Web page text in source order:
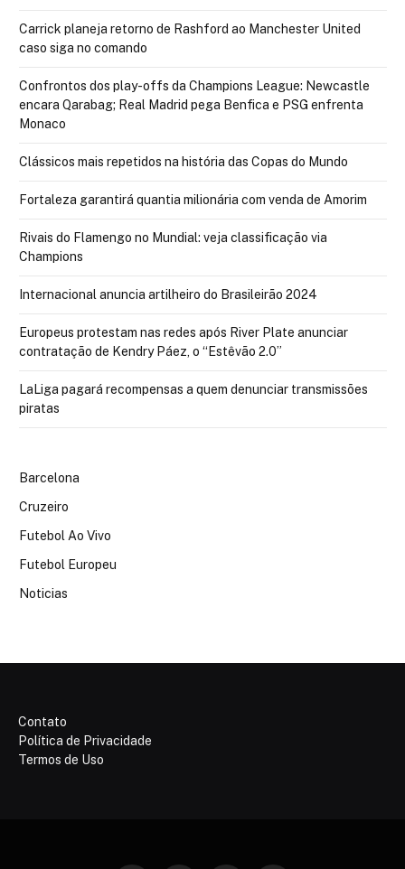
Carrick planeja retorno de Rashford ao Manchester United
caso siga no comando
Confrontos dos play-offs da Champions League: Newcastle
encara Qarabag; Real Madrid pega Benfica e PSG enfrenta
Monaco
Clássicos mais repetidos na história das Copas do Mundo
Fortaleza garantirá quantia milionária com venda de Amorim
Rivais do Flamengo no Mundial: veja classificação via
Champions
Internacional anuncia artilheiro do Brasileirão 2024
Europeus protestam nas redes após River Plate anunciar
contratação de Kendry Páez, o “Estêvão 2.0”
LaLiga pagará recompensas a quem denunciar transmissões
piratas
Barcelona
Cruzeiro
Futebol Ao Vivo
Futebol Europeu
Noticias
Contato
Política de Privacidade
Termos de Uso